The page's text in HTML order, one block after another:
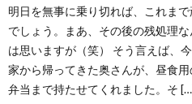
明日を無事に乗り切れば、これま
でしょう。まあ、その後の残処理
は思いますが（笑） そう言えば、
家から帰ってきた奥さんが、昼食
弁当まで持たせてくれました。そ